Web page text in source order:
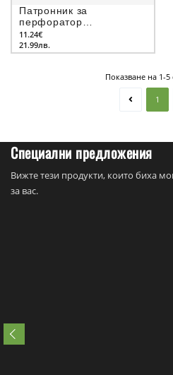
Патронник за
перфоратор
бързозатягащ SDS-plus
HiKOKI (Hitachi)
11.24€
21.99лв.
Показване на 1-
1
Специални предложения
Вижте тези продукти, които биха
за вас.